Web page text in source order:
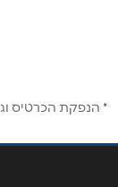
* הנפקת הכרטיס